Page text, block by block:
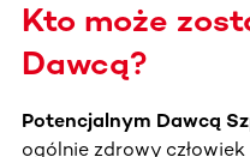
Kto może
Dawcą?
Potencjalnym Dawcą
ogólnie zdrowy